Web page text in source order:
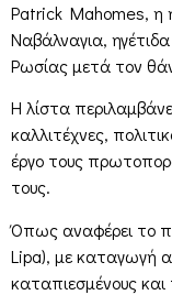
Patrick Mahomes, η
Ναβάλναγια,
Ρωσίας μετά τον
Η λίστα
καλλιτέχνες,
έργο τους
τους.
Όπως αναφέρει το
Lipa), με καταγωγή
καταπιεσμένους και